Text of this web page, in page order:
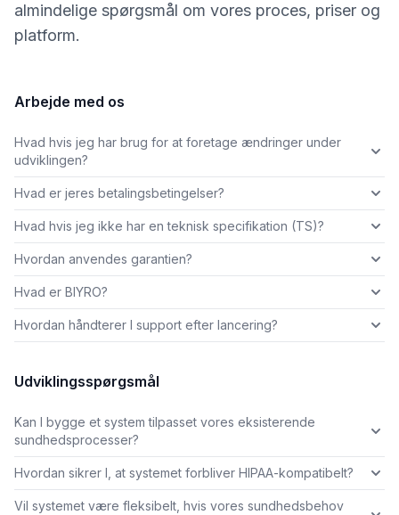
almindelige spørgsmål om vores proces, priser og
platform.
Arbejde med os
Hvad hvis jeg har brug for at foretage ændringer under
udviklingen?
Hvad er jeres betalingsbetingelser?
Hvad hvis jeg ikke har en teknisk specifikation (TS)?
Hvordan anvendes garantien?
Hvad er BIYRO?
Hvordan håndterer I support efter lancering?
Udviklingsspørgsmål
Kan I bygge et system tilpasset vores eksisterende
sundhedsprocesser?
Hvordan sikrer I, at systemet forbliver HIPAA-kompatibelt?
Vil systemet være fleksibelt, hvis vores sundhedsbehov